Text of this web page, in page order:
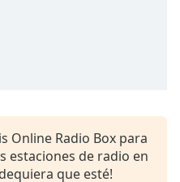
Online Radio Box para
estaciones de radio en
que esté!